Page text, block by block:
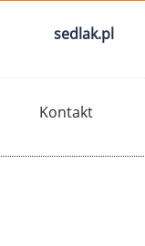
sedlak.pl
Kontakt